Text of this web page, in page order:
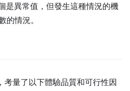
是異常值，但發生這種情況的機
的情況。
考量了以下體驗品質和可行性因